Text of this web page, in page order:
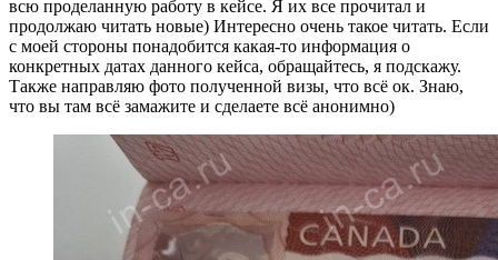
всю проделанную работу в кейсе. Я их все прочитал и
продолжаю читать новые) Интересно очень такое читать. Если
с моей стороны понадобится какая-то информация о
конкретных датах данного кейса, обращайтесь, я подскажу.
Также направляю фото полученной визы, что всё ок. Знаю,
что вы там всё замажите и сделаете всё анонимно)